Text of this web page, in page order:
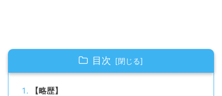
目次
【略歴】